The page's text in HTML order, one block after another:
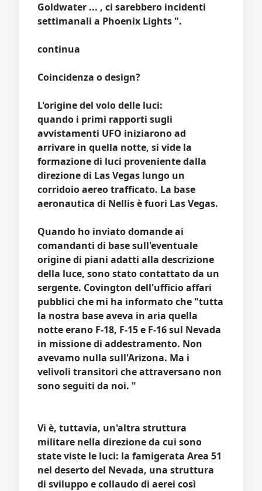
Goldwater ... , ci sarebbero incidenti
settimanali a Phoenix Lights ".
continua
Coincidenza o design?
L'origine del volo delle luci:
quando i primi rapporti sugli
avvistamenti UFO iniziarono ad
arrivare in quella notte, si vide la
formazione di luci proveniente dalla
direzione di Las Vegas lungo un
corridoio aereo trafficato. La base
aeronautica di Nellis è fuori Las Vegas.
Quando ho inviato domande ai
comandanti di base sull'eventuale
origine di piani adatti alla descrizione
della luce, sono stato contattato da un
sergente. Covington dell'ufficio affari
pubblici che mi ha informato che "tutta
la nostra base aveva in aria quella
notte erano F-18, F-15 e F-16 sul Nevada
in missione di addestramento. Non
avevamo nulla sull'Arizona. Ma i
velivoli transitori che attraversano non
sono seguiti da noi. "
Vi è, tuttavia, un'altra struttura
militare nella direzione da cui sono
state viste le luci: la famigerata Area 51
nel deserto del Nevada, una struttura
di sviluppo e collaudo di aerei così